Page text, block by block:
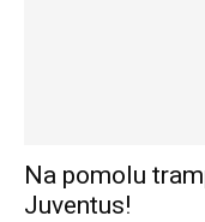
Na pomolu
Juventus!